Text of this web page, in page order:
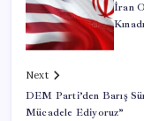
İran
Kınadı
Next
DEM Parti’den Barış
Mücadele Ediyoruz”